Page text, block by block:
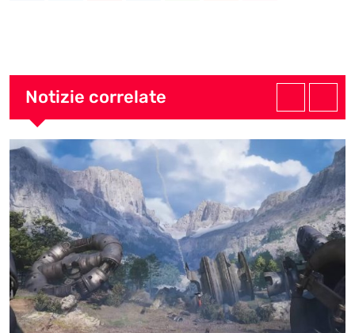
u
e
e
I
p
p
e
U
o
n
Notizie correlate